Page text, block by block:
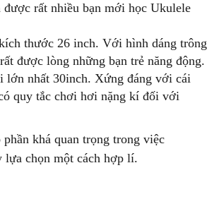
rất nhiều bạn mới học Ukulele
thước 26 inch. Với hình dáng trông
được lòng những bạn trẻ năng động.
lớn nhất 30inch. Xứng đáng với cái
quy tắc chơi hơi nặng kí đối với
khá quan trọng trong việc
lựa chọn một cách hợp lí.